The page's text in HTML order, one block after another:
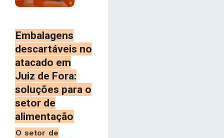
Embalagens
descartáveis no
atacado em
Juiz de Fora:
soluções para o
setor de
alimentação
O setor de